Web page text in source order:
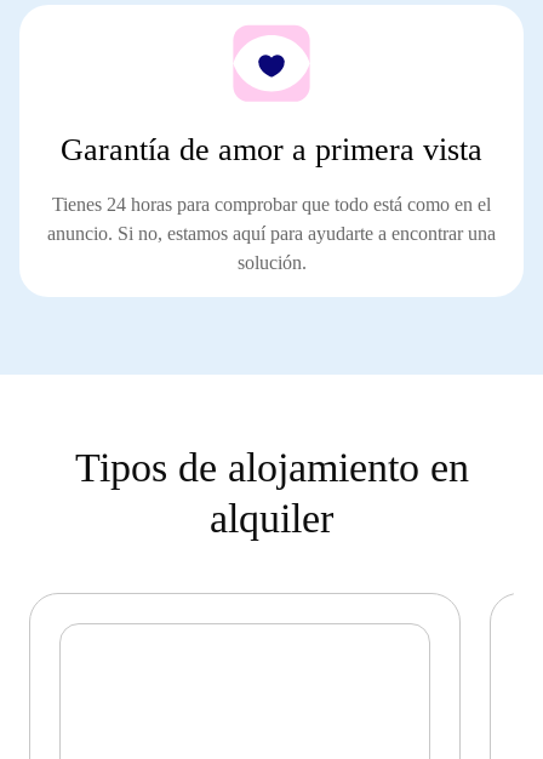
Garantía de amor a primera vista
Tienes 24 horas para comprobar que todo está como en el
anuncio. Si no, estamos aquí para ayudarte a encontrar una
solución.
Tipos de alojamiento en
alquiler